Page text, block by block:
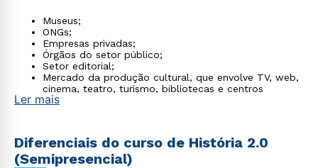
Museus;
ONGs;
Empresas privadas;
Órgãos do setor público;
Setor editorial;
Mercado da produção cultural, que envolve TV, web,
cinema, teatro, turismo, bibliotecas e centros
culturais.
Ler mais
Diferenciais do curso de História 2.0
(Semipresencial)